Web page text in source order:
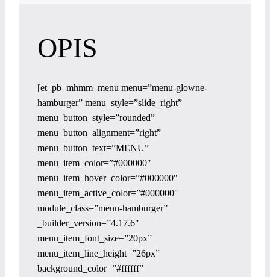
OPIS
[et_pb_mhmm_menu menu=”menu-glowne-
hamburger” menu_style=”slide_right”
menu_button_style=”rounded”
menu_button_alignment=”right”
menu_button_text=”MENU”
menu_item_color=”#000000″
menu_item_hover_color=”#000000″
menu_item_active_color=”#000000″
module_class=”menu-hamburger”
_builder_version=”4.17.6″
menu_item_font_size=”20px”
menu_item_line_height=”26px”
background_color=”#ffffff”